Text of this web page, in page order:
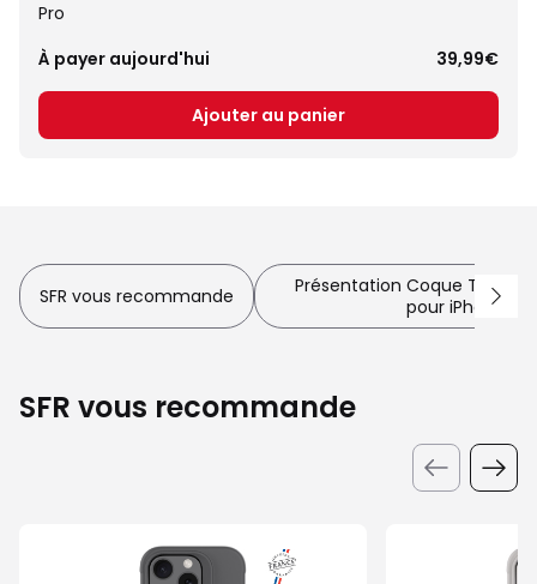
Pro
À payer aujourd'hui 39,99€
Ajouter au panier
SFR vous recommande
Présentation Coque Touch
pour iPhone 16
SFR vous recommande